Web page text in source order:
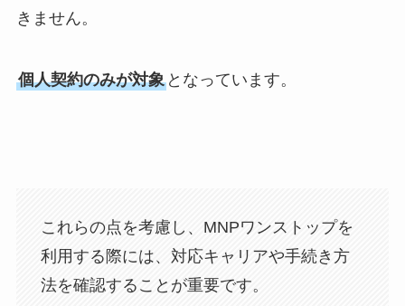
きません。
個人契約のみが対象となっています。
これらの点を考慮し、MNPワンストップを
利用する際には、対応キャリアや手続き方
法を確認することが重要です。